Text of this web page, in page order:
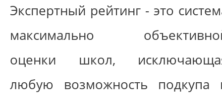
Экспертный рейтинг - это
максимально
оценки школ,
любую возможность подкупа